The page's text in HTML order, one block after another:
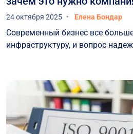
24 октября 2025 Елена Бондар
Современный бизнес все
инфраструктуру, и вопрос